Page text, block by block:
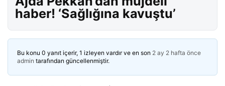
haber! ‘Sağlığına kavuştu’
Bu konu 0 yanıt içerir, 1 izleyen vardır ve en son 2 ay 2 hafta önce
admin tarafından güncellenmiştir.